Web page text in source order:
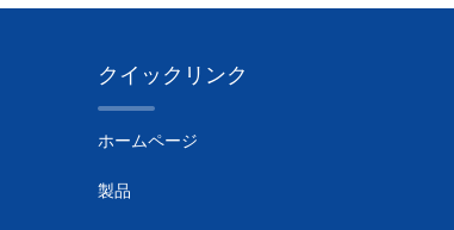
クイックリンク
ホームページ
製品